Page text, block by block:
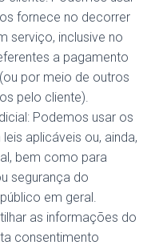
fornece no decorrer
serviço, inclusive no
a pagamento
por meio de outros
pelo cliente).
Podemos usar os
aplicáveis ou, ainda,
bem como para
segurança do
em geral.
as informações do
consentimento